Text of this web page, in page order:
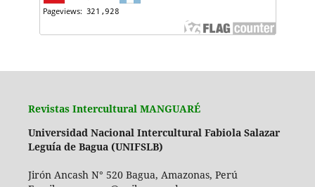
Revistas Intercultural MANGUARÉ
Universidad Nacional Intercultural Fabiola Salazar
Leguía de Bagua (UNIFSLB)
Jirón Ancash N° 520 Bagua, Amazonas, Perú